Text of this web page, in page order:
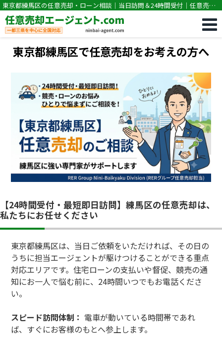
東京都練馬区の任意売却・ローン相談｜当日訪問＆24時間受付｜任意売却
専門｜競売・住宅ローン滞納の相談なら任意売却エージェント.com
東京都練馬区で任意売却をお考えの方へ
【24時間受付・最短即日訪問】練馬区の任意売却は、
私たちにお任せください
東京都練馬区は、当日ご依頼をいただければ、その日の
うちに担当エージェントが駆けつけることができる重点
対応エリアです。住宅ローンの支払いや督促、競売の通
知にお一人で悩む前に、24時間いつでもお電話くださ
い。
スピード訪問体制： 電車が動いている時間帯であれ
ば、すぐにお客様のもとへ参上します。